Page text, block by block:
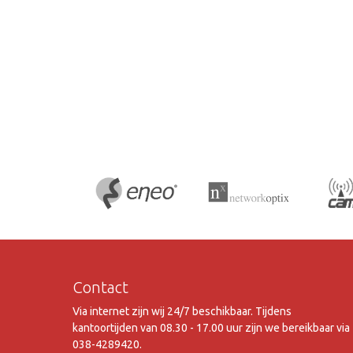
Contact
Via internet zijn wij 24/7 beschikbaar. Tijdens
kantoortijden van 08.30 - 17.00 uur zijn we bereikbaar via
038-4289420.